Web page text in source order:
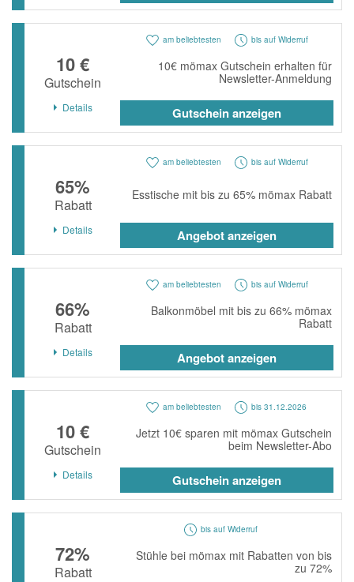
am beliebtesten bis auf Widerruf
10 €
Gutschein
10€ mömax Gutschein erhalten für
Newsletter-Anmeldung
Details Gutschein anzeigen
am beliebtesten bis auf Widerruf
65%
Rabatt
Esstische mit bis zu 65% mömax Rabatt
Details Angebot anzeigen
am beliebtesten bis auf Widerruf
66%
Rabatt
Balkonmöbel mit bis zu 66% mömax
Rabatt
Details Angebot anzeigen
am beliebtesten bis 31.12.2026
10 €
Gutschein
Jetzt 10€ sparen mit mömax Gutschein
beim Newsletter-Abo
Details Gutschein anzeigen
bis auf Widerruf
72%
Rabatt
Stühle bei mömax mit Rabatten von bis
zu 72%